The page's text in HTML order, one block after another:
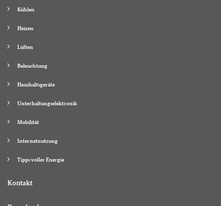
Kühlen
Heizen
Lüften
Beleuchtung
Haushaltsgeräte
Unterhaltungselektronik
Mobilität
Internetnutzung
Tipps voller Energie
Kontakt